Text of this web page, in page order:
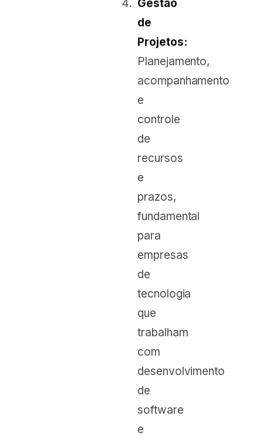
Gestão
de
Projetos:
Planejamento,
acompanhamento
e
controle
de
recursos
e
prazos,
fundamental
para
empresas
de
tecnologia
que
trabalham
com
desenvolvimento
de
software
e